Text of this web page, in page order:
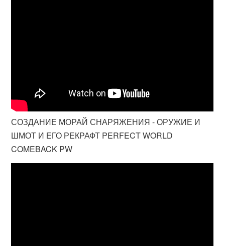
СОЗДАНИЕ МОРАЙ СНАРЯЖЕНИЯ - ОРУЖИЕ И
ШМОТ И ЕГО РЕКРАФТ PERFECT WORLD
COMEBACK PW